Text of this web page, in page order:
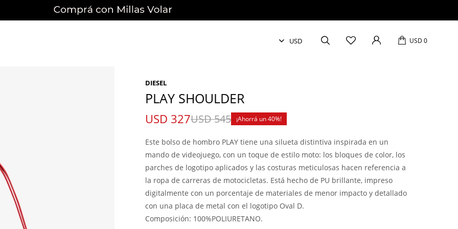
USD 0
DIESEL
PLAY SHOULDER
USD 327USD545 40
Este bolso de hombro PLAY tiene una silueta distintiva inspirada en un
mando de videojuego, con un toque de estilo moto: los bloques de color, los
parches de logotipo aplicados y las costuras meticulosas hacen referencia a
la ropa de carreras de motocicletas. Está hecho de PU brillante, impreso
digitalmente con un porcentaje de materiales de menor impacto y detallado
con una placa de metal con el logotipo Oval D.
Composición: 100%POLIURETANO.